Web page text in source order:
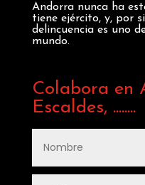
Andorra nunca ha
tiene ejército, y, por
delincuencia es uno
mundo.
Colabora en
Escaldes, ........